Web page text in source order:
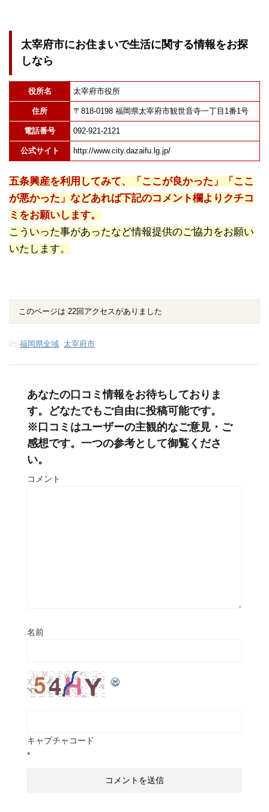
太宰府市にお住まいで生活に関する情報をお探
しなら
役所名 太宰府市役所
住所 〒818-0198 福岡県太宰府市観世音寺一丁目1番1号
電話番号 092-921-2121
公式サイト http://www.city.dazaifu.lg.jp/
五条興産を利用してみて、「ここが良かった」「ここ
が悪かった」などあれば下記のコメント欄よりクチコ
ミをお願いします。
こういった事があったなど情報提供のご協力をお願い
いたします。
このページは 22回アクセスがありました
-福岡県全域, 太宰府市
あなたの口コミ情報をお待ちしておりま
す。どなたでもご自由に投稿可能です。
※口コミはユーザーの主観的なご意見・ご
感想です。一つの参考として御覧くださ
い。
コメント
名前
キャプチャコード
*